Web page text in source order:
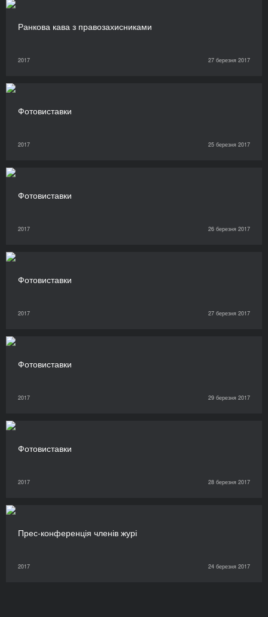
Ранкова кава з правозахисниками
2017 27 березня 2017
Фотовиставки
2017 25 березня 2017
Фотовиставки
2017 26 березня 2017
Фотовиставки
2017 27 березня 2017
Фотовиставки
2017 29 березня 2017
Фотовиставки
2017 28 березня 2017
Прес-конференція членів журі
2017 24 березня 2017